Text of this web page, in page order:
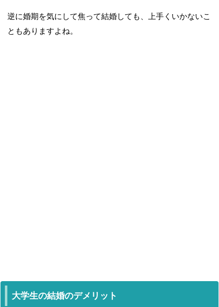
逆に婚期を気にして焦って結婚しても、上手くいかないこ
ともありますよね。
大学生の結婚のデメリット